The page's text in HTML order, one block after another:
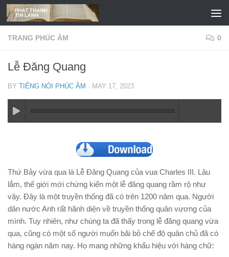
Skip to content
TRANG PHÚC ÂM 0
Lễ Đăng Quang
BY TIẾNG NÓI PHÚC ÂM · MAY 17, 2023
Thứ Bảy vừa qua là Lễ Đăng Quang của vua Charles III. Lâu
lắm, thế giới mới chứng kiến một lễ đăng quang rầm rộ như
vậy. Đây là một truyền thống đã có trên 1200 năm qua. Người
dân nước Anh rất hãnh diện về truyền thống quân vương của
mình. Tuy nhiên, như chúng ta đã thấy trong lễ đăng quang vừa
qua, cũng có một số người muốn bãi bỏ chế độ quân chủ đã có
hàng ngàn năm nay. Họ mang những khẩu hiệu với hàng chữ: